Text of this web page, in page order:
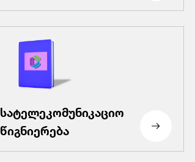
სატელეკომუნიკაციო
წიგნიერება